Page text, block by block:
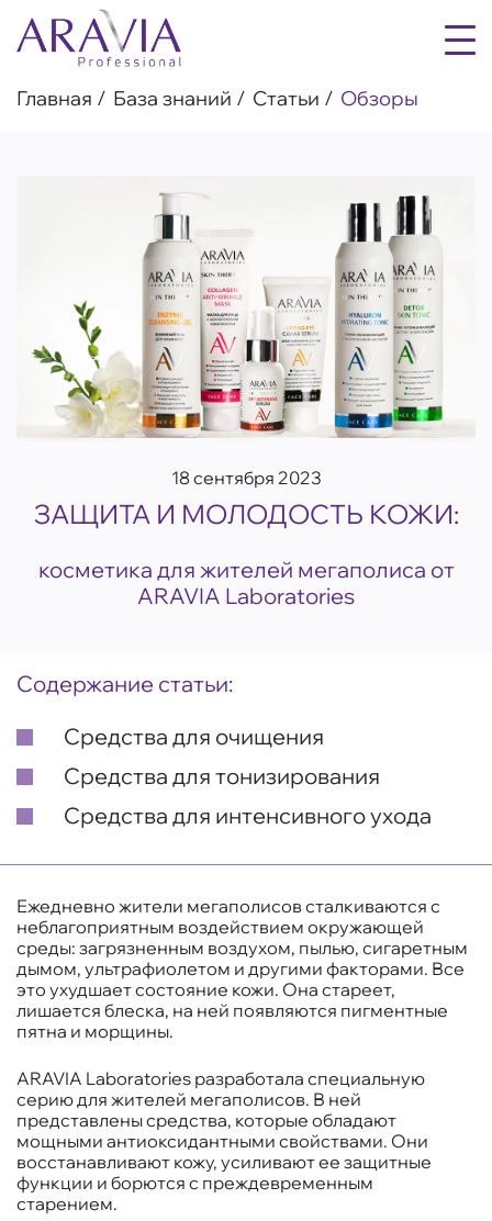
Главная База знаний Статьи Обзоры
18 сентября 2023
ЗАЩИТА И МОЛОДОСТЬ КОЖИ:
косметика для жителей мегаполиса от
ARAVIA Laboratories
Содержание статьи:
Средства для очищения
Средства для тонизирования
Средства для интенсивного ухода
Ежедневно жители мегаполисов сталкиваются с
неблагоприятным воздействием окружающей
среды: загрязненным воздухом, пылью, сигаретным
дымом, ультрафиолетом и другими факторами. Все
это ухудшает состояние кожи. Она стареет,
лишается блеска, на ней появляются пигментные
пятна и морщины.
ARAVIA Laboratories разработала специальную
серию для жителей мегаполисов. В ней
представлены средства, которые обладают
мощными антиоксидантными свойствами. Они
восстанавливают кожу, усиливают ее защитные
функции и борются с преждевременным
старением.